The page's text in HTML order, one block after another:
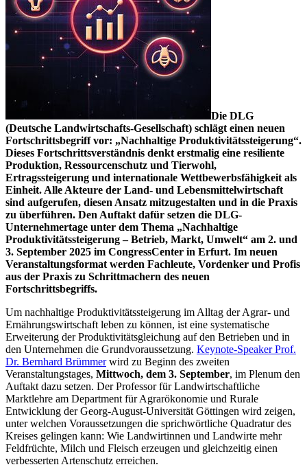
Die DLG
(Deutsche Landwirtschafts-Gesellschaft) schlägt einen neuen
Fortschrittsbegriff vor: „Nachhaltige Produktivitätssteigerung“.
Dieses Fortschrittsverständnis denkt erstmalig eine resiliente
Produktion, Ressourcenschutz und Tierwohl,
Ertragssteigerung und internationale Wettbewerbsfähigkeit als
Einheit. Alle Akteure der Land- und Lebensmittelwirtschaft
sind aufgerufen, diesen Ansatz mitzugestalten und in die Praxis
zu überführen. Den Auftakt dafür setzen die DLG-
Unternehmertage unter dem Thema „Nachhaltige
Produktivitätssteigerung – Betrieb, Markt, Umwelt“ am 2. und
3. September 2025 im CongressCenter in Erfurt. Im neuen
Veranstaltungsformat werden Fachleute, Vordenker und Profis
aus der Praxis zu Schrittmachern des neuen
Fortschrittsbegriffs.
Um nachhaltige Produktivitätssteigerung im Alltag der Agrar- und
Ernährungswirtschaft leben zu können, ist eine systematische
Erweiterung der Produktivitätsgleichung auf den Betrieben und in
den Unternehmen die Grundvoraussetzung. Keynote-Speaker Prof.
Dr. Bernhard Brümmerwird zu Beginn des zweiten
Veranstaltungstages, Mittwoch, dem 3. September, im Plenum den
Auftakt dazu setzen. Der Professor für Landwirtschaftliche
Marktlehre am Department für Agrarökonomie und Rurale
Entwicklung der Georg-August-Universität Göttingen wird zeigen,
unter welchen Voraussetzungen die sprichwörtliche Quadratur des
Kreises gelingen kann: Wie Landwirtinnen und Landwirte mehr
Feldfrüchte, Milch und Fleisch erzeugen und gleichzeitig einen
verbesserten Artenschutz erreichen.